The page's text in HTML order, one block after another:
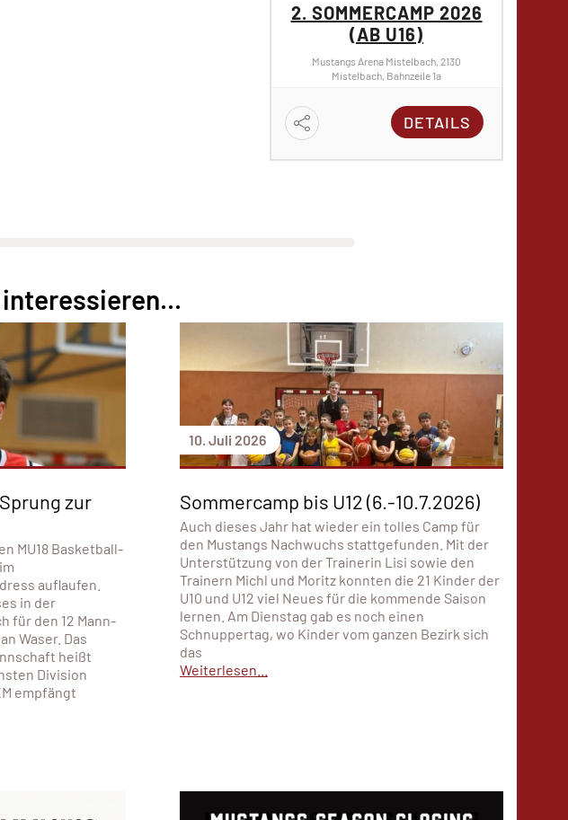
2. SOMMERCAMP 2026
(AB U16)
Mustangs Arena Mistelbach, 2130
Mistelbach, Bahnzeile 1a
DETAILS
zur
MU18 Basketball-
auflaufen.
in der
für den 12 Mann-
Waser. Das
heißt
Division
empfängt
10. Juli 2026
Sommercamp bis U12 (6.-10.7.2026)
Auch dieses Jahr hat wieder ein tolles Camp für
den Mustangs Nachwuchs stattgefunden. Mit der
Unterstützung von der Trainerin Lisi sowie den
Trainern Michl und Moritz konnten die 21 Kinder der
U10 und U12 viel Neues für die kommende Saison
lernen. Am Dienstag gab es noch einen
Schnuppertag, wo Kinder vom ganzen Bezirk sich
das
Weiterlesen...